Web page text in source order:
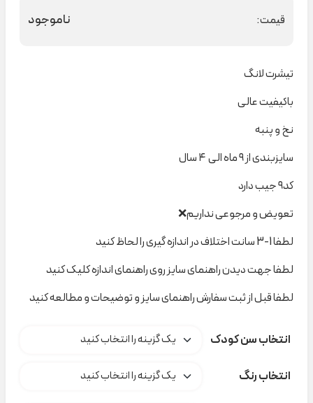
قیمت: ناموجود
تیشرت لانگ
باکیفیت عالی
نخ و پنبه
سایزبندی از ۹ ماه الی ۴ سال
کد۹ جیب دارد
تعویض و مرجوعی نداریم❌
لطفا 1-3 سانت اختلاف در اندازه گیری را لحاظ کنید
لطفا جهت دیدن راهنمای سایز روی راهنمای اندازه کلیک کنید
لطفا قبل از ثبت سفارش راهنمای سایز و توضیحات و مطالعه کنید
انتخاب سن کودک
انتخاب رنگ